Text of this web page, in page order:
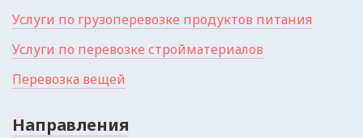
Услуги по грузоперевозке продуктов питания
Услуги по перевозке стройматериалов
Перевозка вещей
Направления